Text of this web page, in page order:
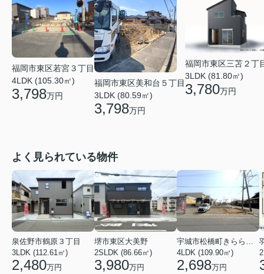
福岡市東区若宮３丁目
4LDK (105.30㎡)
3,798万円
福岡市東区美和台５丁目
3LDK (80.59㎡)
3,798万円
福岡市東区三苫２丁
3LDK (81.80㎡)
3,780万円
よく見られている物件
泉佐野市鶴原３丁目
3LDK (112.61㎡)
2,480万円
堺市東区大美野
2SLDK (86.66㎡)
3,980万円
宇城市松橋町きらら３丁目
4LDK (109.90㎡)
2,698万円